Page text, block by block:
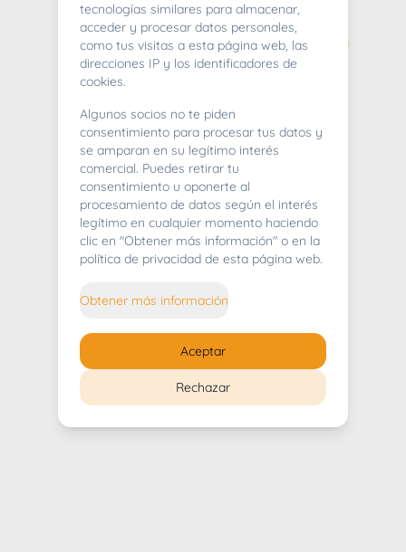
404
Whoops! Lo sentimos mucho.
tecnologías similares para almacenar,
acceder y procesar datos personales,
como tus visitas a esta página web, las
direcciones IP y los identificadores de
cookies.
Algunos socios no te piden
consentimiento para procesar tus datos y
se amparan en su legítimo interés
comercial. Puedes retirar tu
consentimiento u oponerte al
procesamiento de datos según el interés
legítimo en cualquier momento haciendo
clic en "Obtener más información" o en la
política de privacidad de esta página web.
Obtener más información
Rechazar
Aceptar